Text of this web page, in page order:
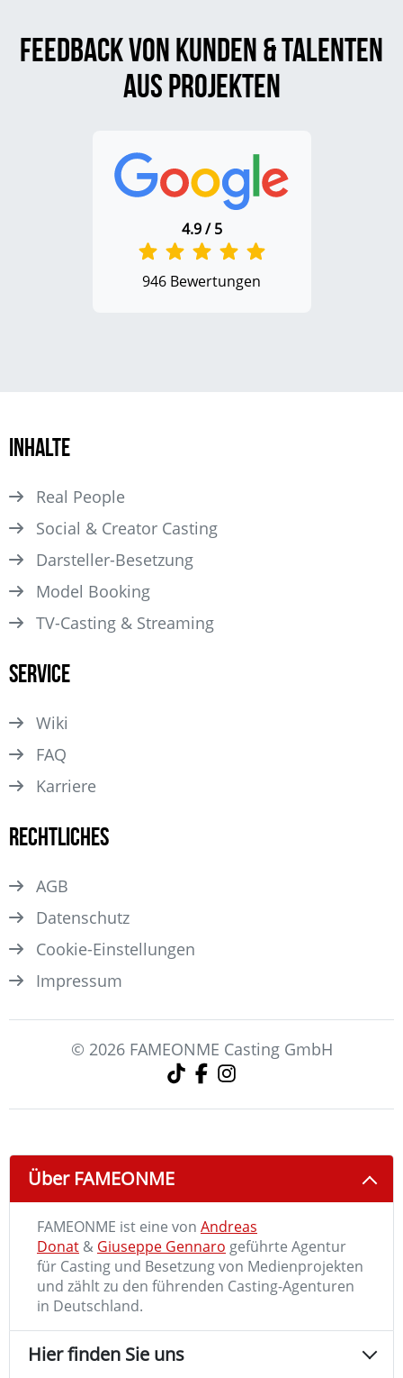
Feedback von Kunden & Talenten
aus Projekten
4.9 / 5
946 Bewertungen
Inhalte
Real People
Social & Creator Casting
Darsteller­-Besetzung
Model Booking
TV-Casting & Streaming
Service
Wiki
FAQ
Karriere
Rechtliches
AGB
Datenschutz
Cookie-Einstellungen
Impressum
© 2026 FAMEONME Casting GmbH
Über FAMEONME
FAMEONME ist eine von Andreas
Donat & Giuseppe Gennaro geführte Agentur
für Casting und Besetzung von Medienprojekten
und zählt zu den führenden Casting-Agenturen
in Deutschland.
Hier finden Sie uns